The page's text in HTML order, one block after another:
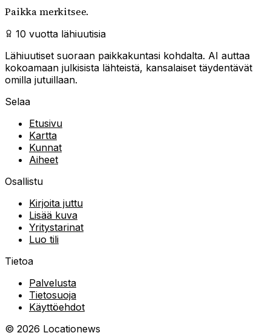
Paikka merkitsee.
10 vuotta lähiuutisia
Lähiuutiset suoraan paikkakuntasi kohdalta. AI auttaa
kokoamaan julkisista lähteistä, kansalaiset täydentävät
omilla jutuillaan.
Selaa
Etusivu
Kartta
Kunnat
Aiheet
Osallistu
Kirjoita juttu
Lisää kuva
Yritystarinat
Luo tili
Tietoa
Palvelusta
Tietosuoja
Käyttöehdot
© 2026 Locationews